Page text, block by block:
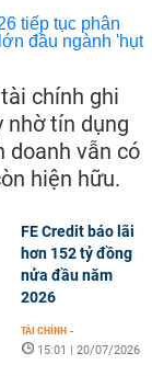
chính ghi
nhờ tín dụng
doanh vẫn có
hiện hữu.
FE Credit báo lãi
hơn 152 tỷ đồng
nửa đầu năm
2026
TÀI CHÍNH -
15:01 | 20/07/2026